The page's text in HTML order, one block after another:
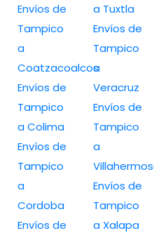
Envíos de
Tampico
a
Coatzacoalcos
Envíos de
Tampico
a Colima
Envíos de
Tampico
a
Cordoba
Envíos de
a Tuxtla
Envíos de
Tampico
a
Veracruz
Envíos de
Tampico
a
Envíos de
Tampico
a Xalapa